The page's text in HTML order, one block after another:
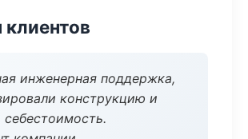
инженерная поддержка,
конструкцию и
себестоимость.